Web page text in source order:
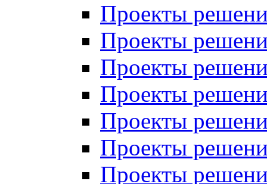
Проекты
Проекты
Проекты
Проекты
Проекты
Проекты
Проекты